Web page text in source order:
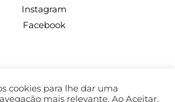
Instagram
Facebook
Novos Horizontes| Todos os
cookies para lhe dar uma
mais relevante. Ao Aceitar,